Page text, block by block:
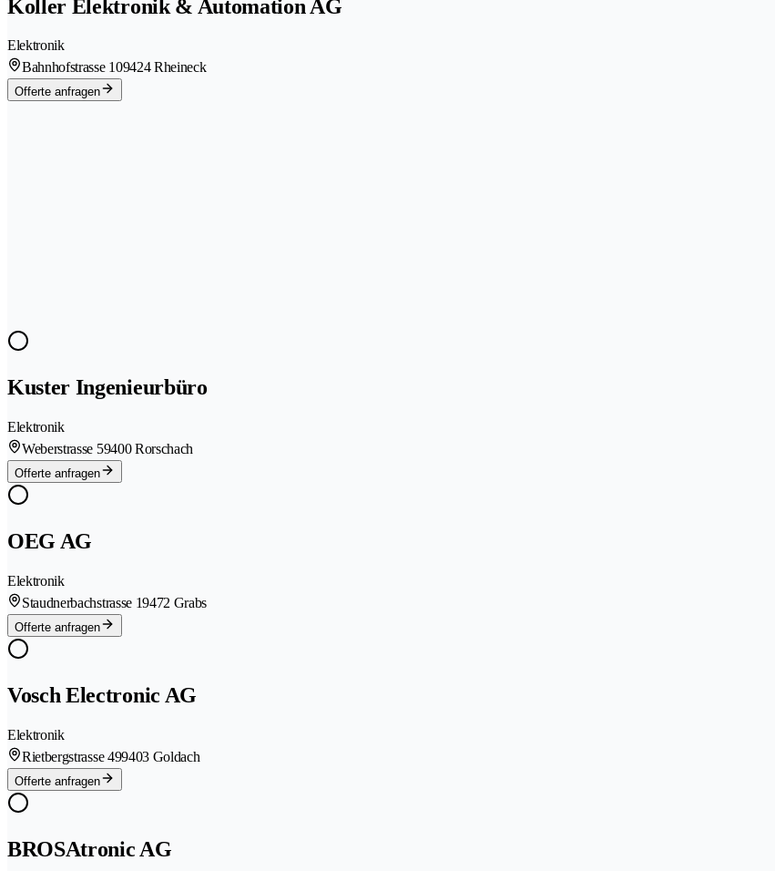
Koller Elektronik & Automation AG
Elektronik
Bahnhofstrasse 109424 Rheineck
Offerte anfragen
Kuster Ingenieurbüro
Elektronik
Weberstrasse 59400 Rorschach
Offerte anfragen
OEG AG
Elektronik
Staudnerbachstrasse 19472 Grabs
Offerte anfragen
Vosch Electronic AG
Elektronik
Rietbergstrasse 499403 Goldach
Offerte anfragen
BROSAtronic AG